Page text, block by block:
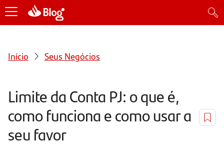
Início Seus Negócios
Limite da Conta PJ: o que é,
como funciona e como usar a
seu favor